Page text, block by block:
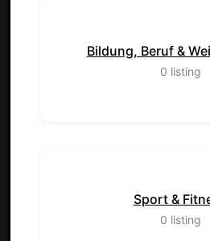
Bildung, Beruf &
0 listing
Sport &
0 listing